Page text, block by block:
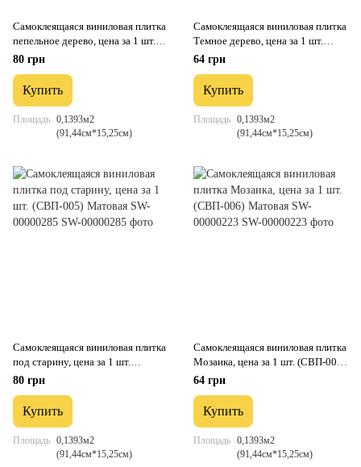
Самоклеящаяся виниловая плитка
пепельное дерево, цена за 1 шт.
(СВП-003) Матовая SW-
80 грн
Купить
Площадь 0,1393м2
(91,44см*15,25см)
Самоклеящаяся виниловая плитка
Темное дерево, цена за 1 шт.
(СВП-004) Матовая SW-
64 грн
Купить
Площадь 0,1393м2
(91,44см*15,25см)
Самоклеящаяся виниловая плитка
под старину, цена за 1 шт.
(СВП-005) Матовая SW-
80 грн
Купить
Площадь 0,1393м2
(91,44см*15,25см)
Самоклеящаяся виниловая плитка
Мозаика, цена за 1 шт. (СВП-006)
Матовая SW-00000223
64 грн
Купить
Площадь 0,1393м2
(91,44см*15,25см)